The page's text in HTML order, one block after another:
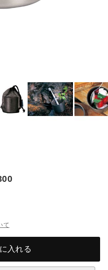
て
入れる